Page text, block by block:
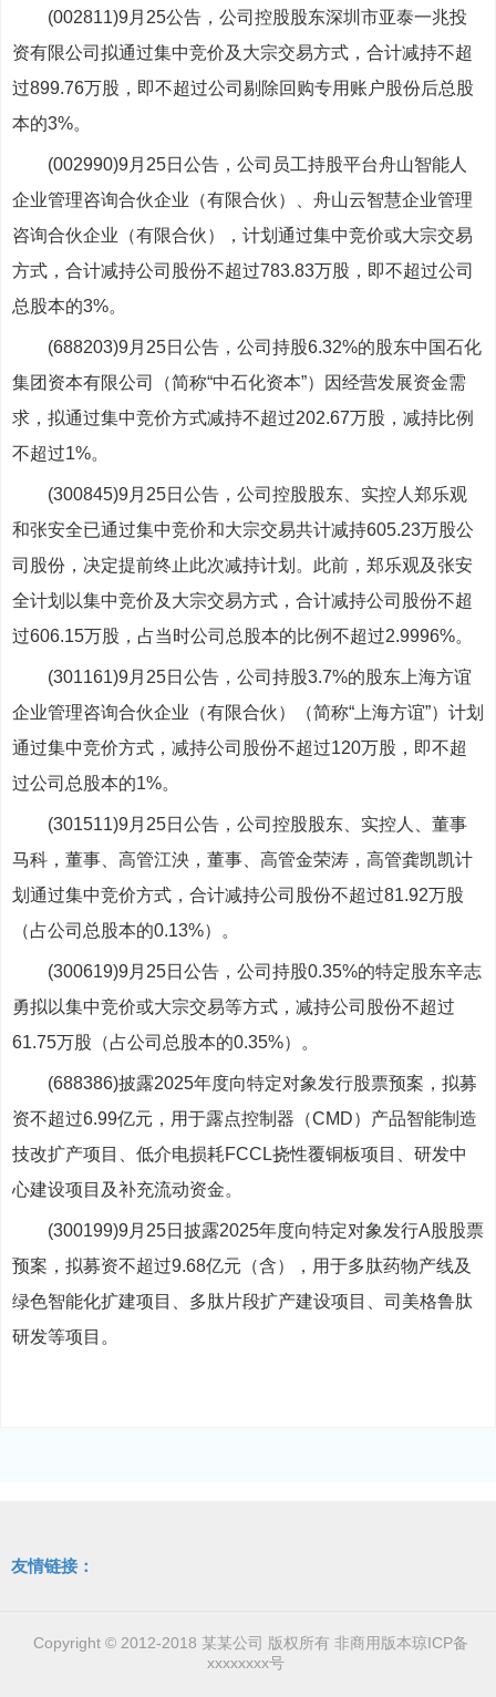
(002811)9月25公告，公司控股股东深圳市亚泰一兆投
资有限公司拟通过集中竞价及大宗交易方式，合计减持不超
过899.76万股，即不超过公司剔除回购专用账户股份后总股
本的3%。
(002990)9月25日公告，公司员工持股平台舟山智能人
企业管理咨询合伙企业（有限合伙）、舟山云智慧企业管理
咨询合伙企业（有限合伙），计划通过集中竞价或大宗交易
方式，合计减持公司股份不超过783.83万股，即不超过公司
总股本的3%。
(688203)9月25日公告，公司持股6.32%的股东中国石化
集团资本有限公司（简称“中石化资本”）因经营发展资金需
求，拟通过集中竞价方式减持不超过202.67万股，减持比例
不超过1%。
(300845)9月25日公告，公司控股股东、实控人郑乐观
和张安全已通过集中竞价和大宗交易共计减持605.23万股公
司股份，决定提前终止此次减持计划。此前，郑乐观及张安
全计划以集中竞价及大宗交易方式，合计减持公司股份不超
过606.15万股，占当时公司总股本的比例不超过2.9996%。
(301161)9月25日公告，公司持股3.7%的股东上海方谊
企业管理咨询合伙企业（有限合伙）（简称“上海方谊”）计划
通过集中竞价方式，减持公司股份不超过120万股，即不超
过公司总股本的1%。
(301511)9月25日公告，公司控股股东、实控人、董事
马科，董事、高管江泱，董事、高管金荣涛，高管龚凯凯计
划通过集中竞价方式，合计减持公司股份不超过81.92万股
（占公司总股本的0.13%）。
(300619)9月25日公告，公司持股0.35%的特定股东辛志
勇拟以集中竞价或大宗交易等方式，减持公司股份不超过
61.75万股（占公司总股本的0.35%）。
(688386)披露2025年度向特定对象发行股票预案，拟募
资不超过6.99亿元，用于露点控制器（CMD）产品智能制造
技改扩产项目、低介电损耗FCCL挠性覆铜板项目、研发中
心建设项目及补充流动资金。
(300199)9月25日披露2025年度向特定对象发行A股股票
预案，拟募资不超过9.68亿元（含），用于多肽药物产线及
绿色智能化扩建项目、多肽片段扩产建设项目、司美格鲁肽
研发等项目。
友情链接：
Copyright © 2012-2018 某某公司 版权所有 非商用版本琼ICP备
xxxxxxxx号